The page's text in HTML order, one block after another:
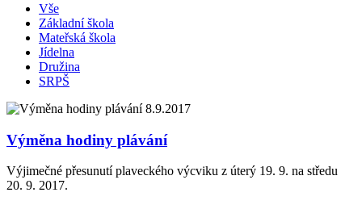
Vše
Základní škola
Mateřská škola
Jídelna
Družina
SRPŠ
8.9.2017
Výměna hodiny plávání
Výjimečné přesunutí plaveckého výcviku z úterý 19. 9. na středu
20. 9. 2017.